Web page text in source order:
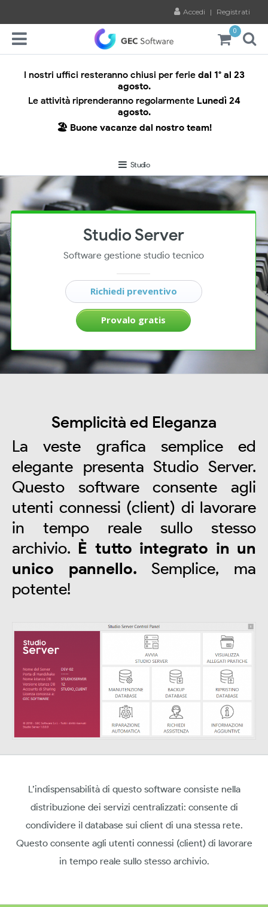
Accedi | Registrati
0
I nostri uffici resteranno chiusi per ferie dal 1° al 23
agosto.
Le attività riprenderanno regolarmente Lunedì 24
agosto.
🏖️ Buone vacanze dal nostro team!
Studio
Studio Server
Software gestione studio tecnico
Richiedi preventivo
Provalo gratis
Semplicità ed Eleganza
La veste grafica semplice ed
elegante presenta Studio Server.
Questo software consente agli
utenti connessi (client) di lavorare
in tempo reale sullo stesso
archivio. È tutto integrato in un
unico pannello. Semplice, ma
potente!
L’indispensabilità di questo software consiste nella
distribuzione dei servizi centralizzati: consente di
condividere il database sui client di una stessa rete.
Questo consente agli utenti connessi (client) di lavorare
in tempo reale sullo stesso archivio.